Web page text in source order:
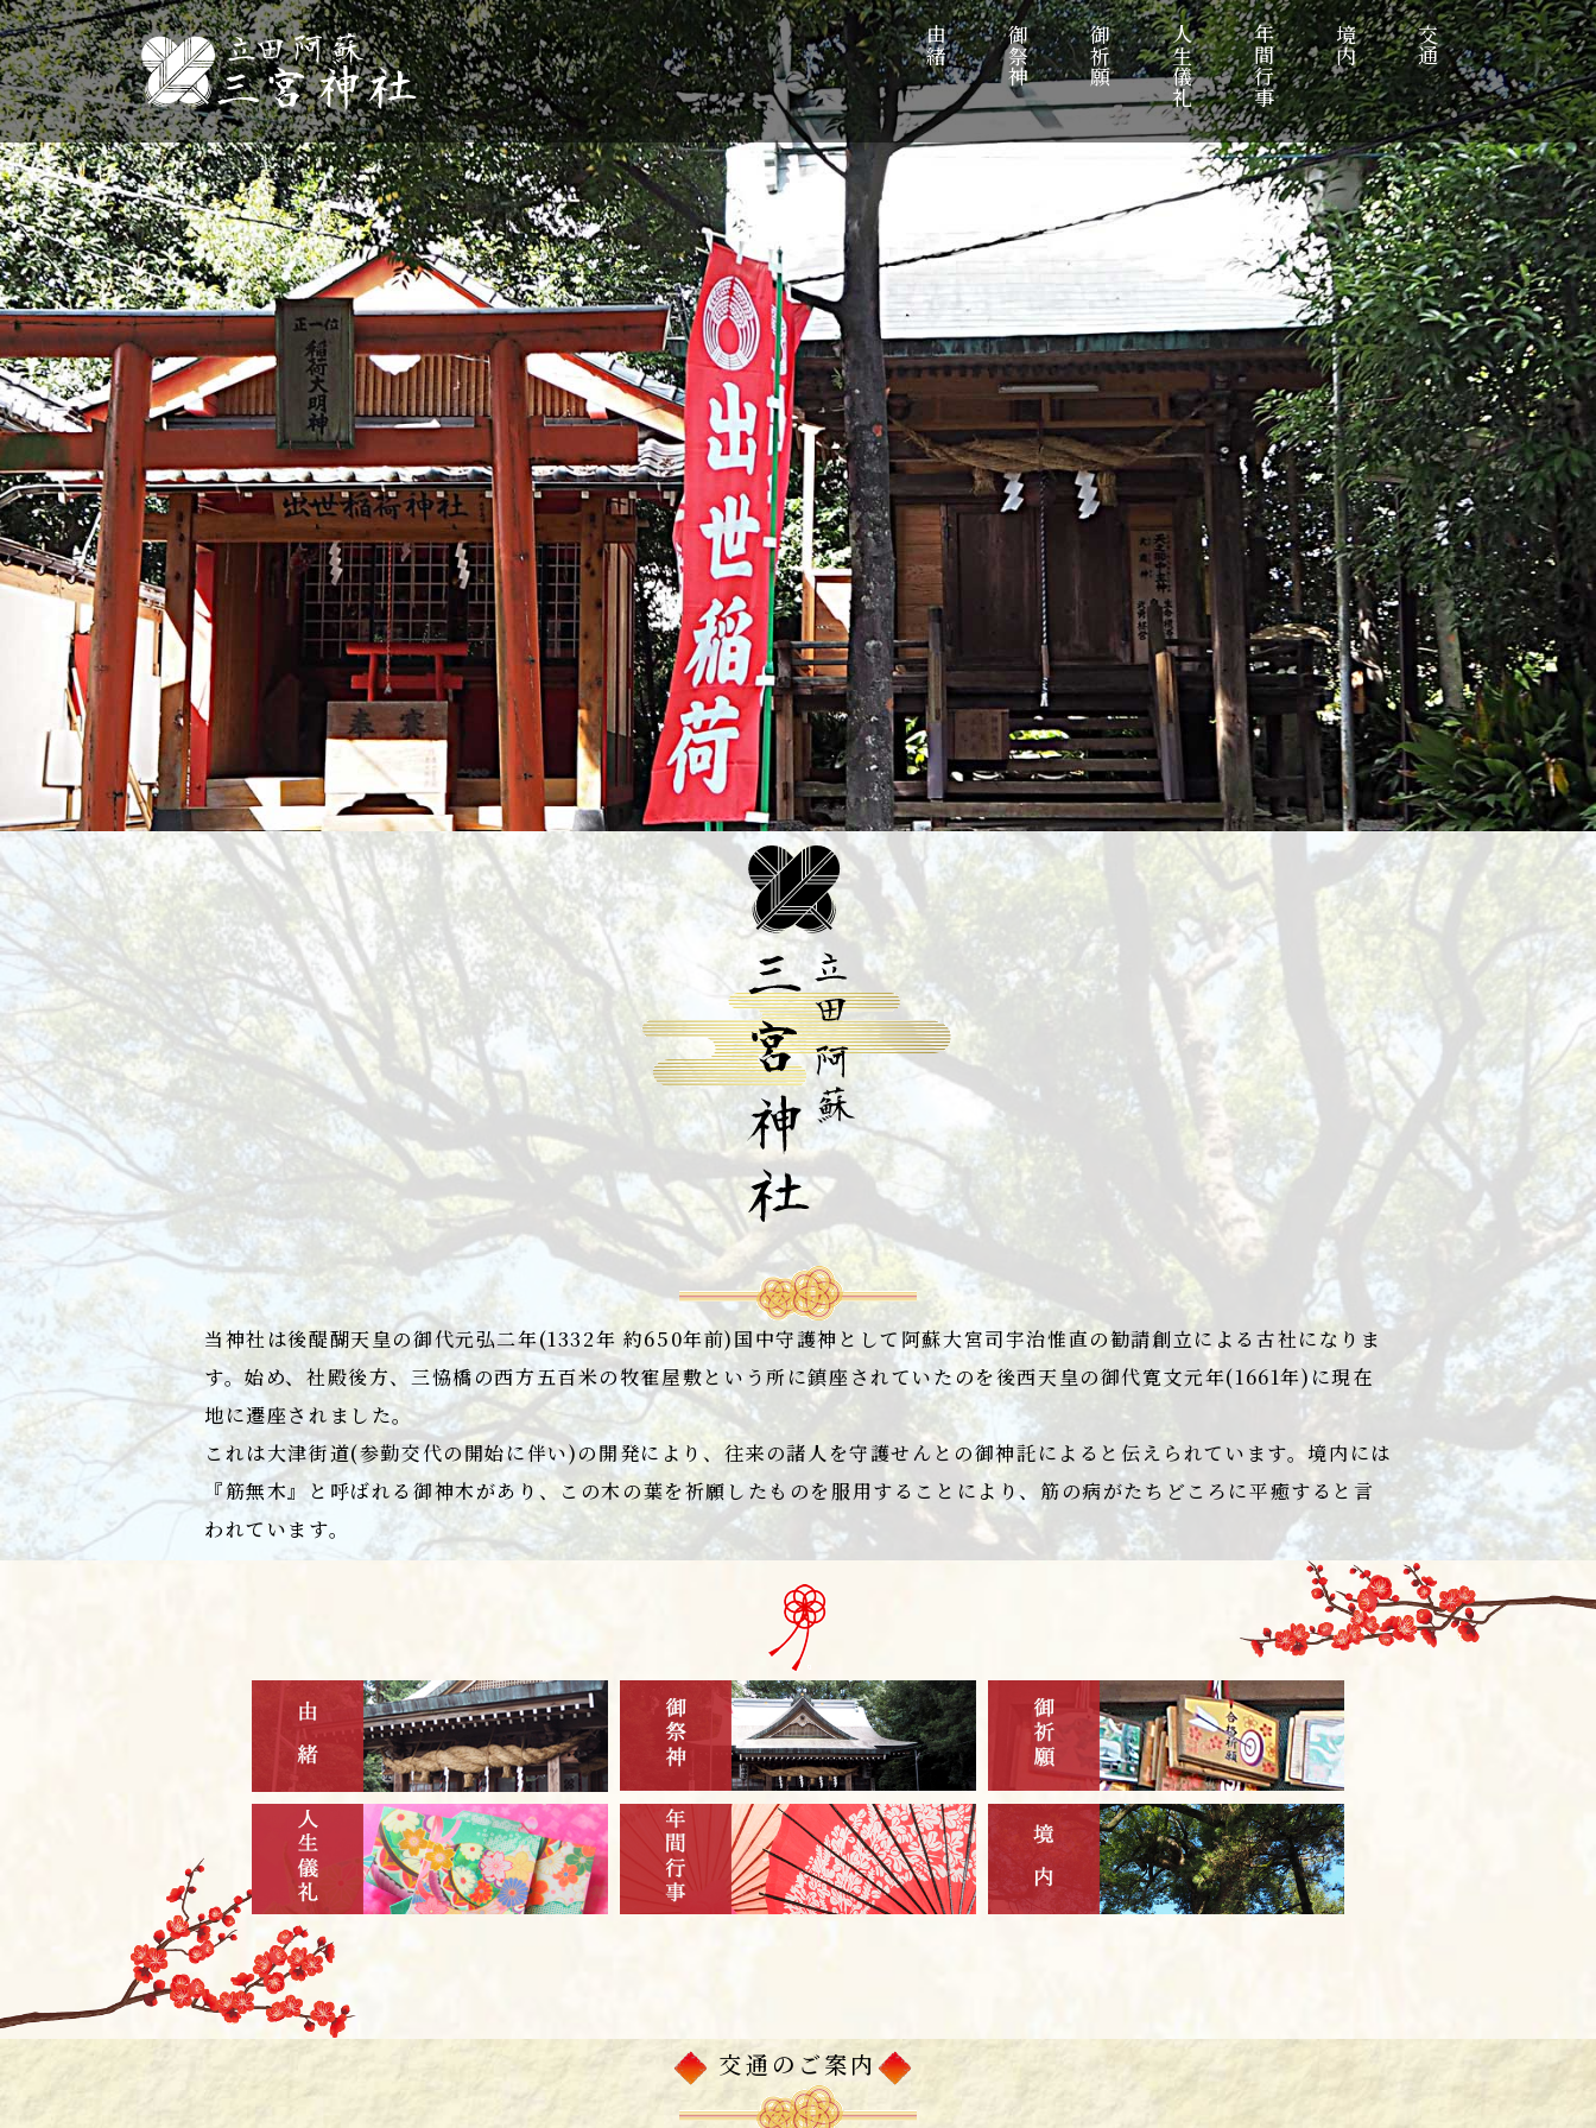
由緒 御祭神 御祈願 人生儀礼 年間行事 境内 交通
当神社は後醍醐天皇の御代元弘二年(1332年 約650年前)国中守護神として阿蘇大宮司宇治惟直の勧請創立による古社になりま
す。始め、社殿後方、三恊橋の西方五百米の牧寉屋敷という所に鎮座されていたのを後西天皇の御代寛文元年(1661年)に現在
地に遷座されました。
これは大津街道(参勤交代の開始に伴い)の開発により、往来の諸人を守護せんとの御神託によると伝えられています。境内には
『筋無木』と呼ばれる御神木があり、この木の葉を祈願したものを服用することにより、筋の病がたちどころに平癒すると言
われています。
交通のご案内